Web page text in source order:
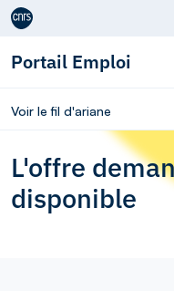
Aller au contenu
Portail Emploi
Voir le fil d'ariane
L'offre
disponible